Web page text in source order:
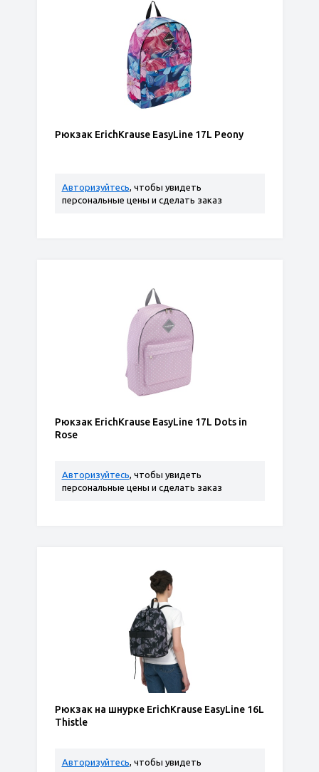
Рюкзак ErichKrause EasyLine 17L Peony
Авторизуйтесь, чтобы увидеть
персональные цены и сделать заказ
Рюкзак ErichKrause EasyLine 17L Dots in
Rose
Авторизуйтесь, чтобы увидеть
персональные цены и сделать заказ
Рюкзак на шнурке ErichKrause EasyLine 16L
Thistle
Авторизуйтесь, чтобы увидеть